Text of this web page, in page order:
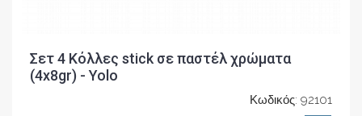
Σετ 4 Κόλλες stick σε παστέλ χρώματα
(4x8gr) - Yolo
Κωδικός: 92101